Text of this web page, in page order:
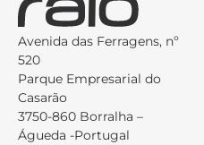
Avenida das Ferragens, nº
520
Parque Empresarial do
Casarão
3750-860 Borralha –
Águeda -Portugal